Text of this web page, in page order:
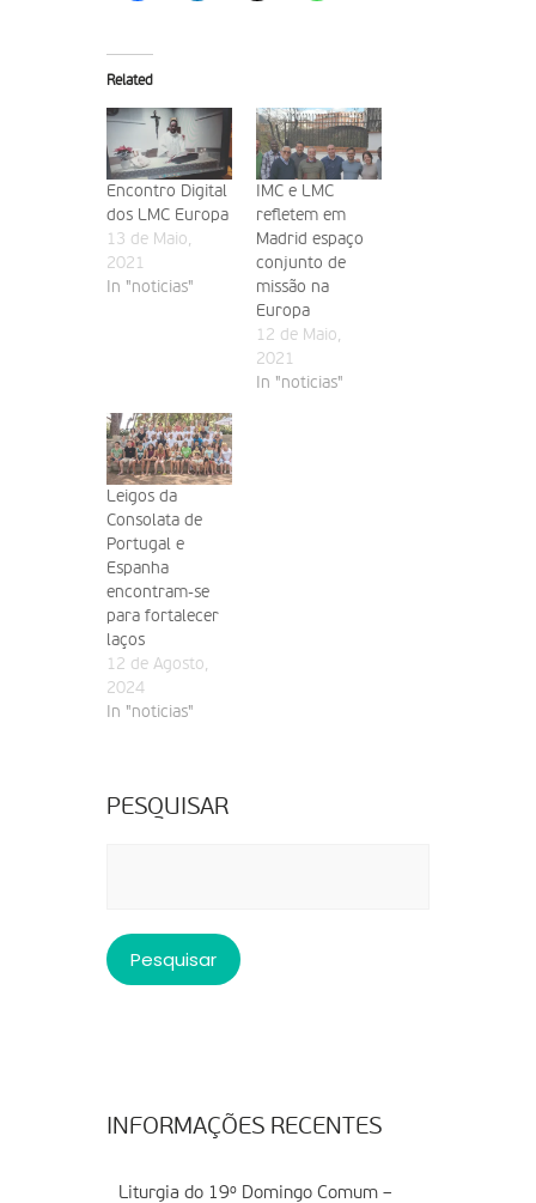
Related
Encontro Digital
dos LMC Europa
13 de Maio,
2021
In "noticias"
IMC e LMC
refletem em
Madrid espaço
conjunto de
missão na
Europa
12 de Maio,
2021
In "noticias"
Leigos da
Consolata de
Portugal e
Espanha
encontram-se
para fortalecer
laços
12 de Agosto,
2024
In "noticias"
PESQUISAR
INFORMAÇÕES RECENTES
Liturgia do 19º Domingo Comum –